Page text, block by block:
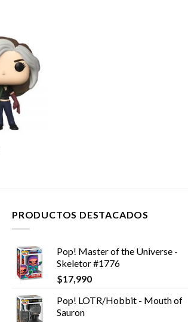
PRODUCTOS DESTACADOS
Pop! Master of the Universe -
Skeletor #1776
$17,990
Pop! LOTR/Hobbit - Mouth of
Sauron